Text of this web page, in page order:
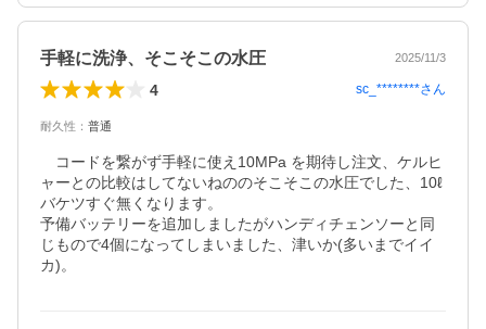
手軽に洗浄、そこそこの水圧 2025/11/3
4 sc_********さん
耐久性 ： 普通
コードを繋がず手軽に使え10MPa を期待し注文、ケルヒ
ャーとの比較はしてないねののそこそこの水圧でした、10ℓ
バケツすぐ無くなります。
予備バッテリーを追加しましたがハンディチェンソーと同
じもので4個になってしまいました、津いか(多いまでイイ
カ)。